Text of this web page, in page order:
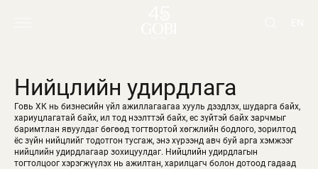
Нийцлийн удирдлага
Говь ХК нь бизнесийн үйл ажиллагаагаа хууль дээдлэх, шударга байх,
хариуцлагатай байх, ил тод нээлттэй байх, ес зүйтэй байх зарчмыг
баримтлан явуулдаг бөгөөд тогтвортой хөгжлийн бодлого, зорилтод
ёс зүйн нийцлийг тодотгон тусгаж, энэ хүрээнд авч буй арга хэмжээг
нийцлийн удирдлагаар зохицуулдаг. Нийцлийн удирдлагын
тогтолцоог хэрэгжүүлэх нь ажилтан, харилцагч болон дотоод гадаад